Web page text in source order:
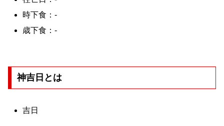
時下食：-
歳下食：-
神吉日とは
吉日